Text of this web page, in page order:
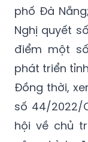
phố Đà
Nghị quyết
điểm một
phát triển
Đồng thời,
số 44/2022/
hội về chủ